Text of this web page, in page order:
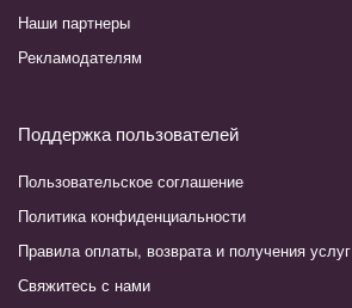
Наши партнеры
Рекламодателям
Поддержка пользователей
Пользовательское соглашение
Политика конфиденциальности
Правила оплаты, возврата и получения услуг
Свяжитесь с нами